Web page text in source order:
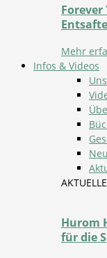
Forever
Mehr
Infos & Videos
Hurom
für die